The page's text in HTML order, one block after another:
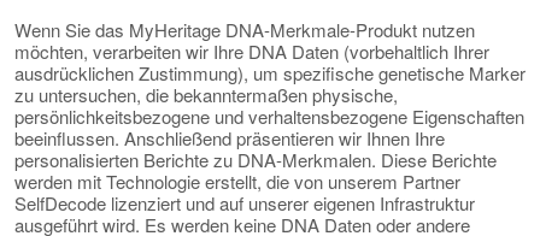
Wenn Sie das MyHeritage DNA-Merkmale-Produkt nutzen
möchten, verarbeiten wir Ihre DNA Daten (vorbehaltlich Ihrer
ausdrücklichen Zustimmung), um spezifische genetische Marker
zu untersuchen, die bekanntermaßen physische,
persönlichkeitsbezogene und verhaltensbezogene Eigenschaften
beeinflussen. Anschließend präsentieren wir Ihnen Ihre
personalisierten Berichte zu DNA-Merkmalen. Diese Berichte
werden mit Technologie erstellt, die von unserem Partner
SelfDecode lizenziert und auf unserer eigenen Infrastruktur
ausgeführt wird. Es werden keine DNA Daten oder andere